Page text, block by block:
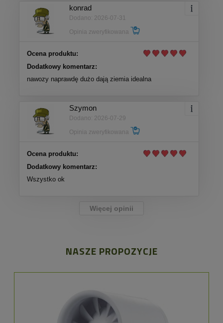
konrad
Dodano: 2026-07-31
Opinia zweryfikowana
Ocena produktu:
Dodatkowy komentarz:
nawozy naprawdę dużo dają ziemia idealna
Szymon
Dodano: 2026-07-29
Opinia zweryfikowana
Ocena produktu:
Dodatkowy komentarz:
Wszystko ok
Więcej opinii
NASZE PROPOZYCJE